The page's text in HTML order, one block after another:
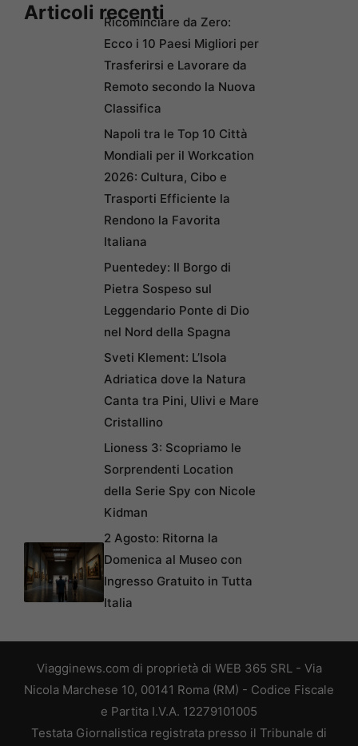
Articoli recentiRicominciare da Zero:
Ecco i 10 Paesi Migliori per
Trasferirsi e Lavorare da
Remoto secondo la Nuova
Classifica
Napoli tra le Top 10 Città
Mondiali per il Workcation
2026: Cultura, Cibo e
Trasporti Efficiente la
Rendono la Favorita
Italiana
Puentedey: Il Borgo di
Pietra Sospeso sul
Leggendario Ponte di Dio
nel Nord della Spagna
Sveti Klement: L’Isola
Adriatica dove la Natura
Canta tra Pini, Ulivi e Mare
Cristallino
Lioness 3: Scopriamo le
Sorprendenti Location
della Serie Spy con Nicole
Kidman
2 Agosto: Ritorna la
Domenica al Museo con
Ingresso Gratuito in Tutta
Italia
Viagginews.com di proprietà di WEB 365 SRL - Via
Nicola Marchese 10, 00141 Roma (RM) - Codice Fiscale
e Partita I.V.A. 12279101005
Testata Giornalistica registrata presso il Tribunale di